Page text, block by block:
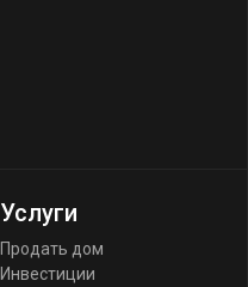
Услуги
Продать дом
Инвестиции